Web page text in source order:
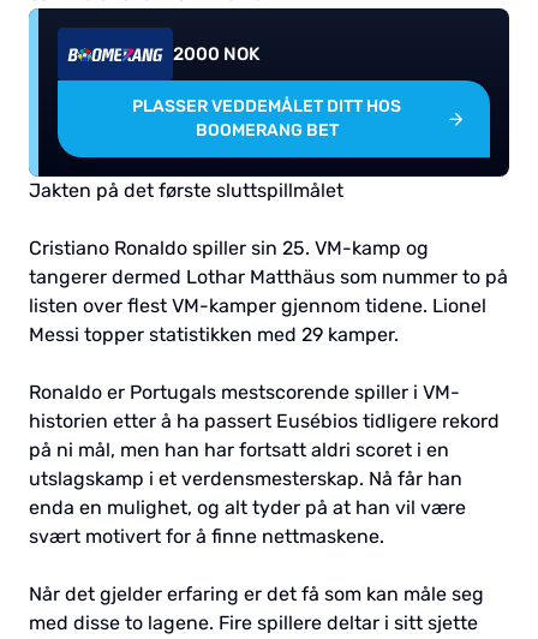
2000 NOK
PLASSER VEDDEMÅLET DITT HOS
BOOMERANG BET
Jakten på det første sluttspillmålet
Cristiano Ronaldo spiller sin 25. VM-kamp og
tangerer dermed Lothar Matthäus som nummer to på
listen over flest VM-kamper gjennom tidene. Lionel
Messi topper statistikken med 29 kamper.
Ronaldo er Portugals mestscorende spiller i VM-
historien etter å ha passert Eusébios tidligere rekord
på ni mål, men han har fortsatt aldri scoret i en
utslagskamp i et verdensmesterskap. Nå får han
enda en mulighet, og alt tyder på at han vil være
svært motivert for å finne nettmaskene.
Når det gjelder erfaring er det få som kan måle seg
med disse to lagene. Fire spillere deltar i sitt sjette